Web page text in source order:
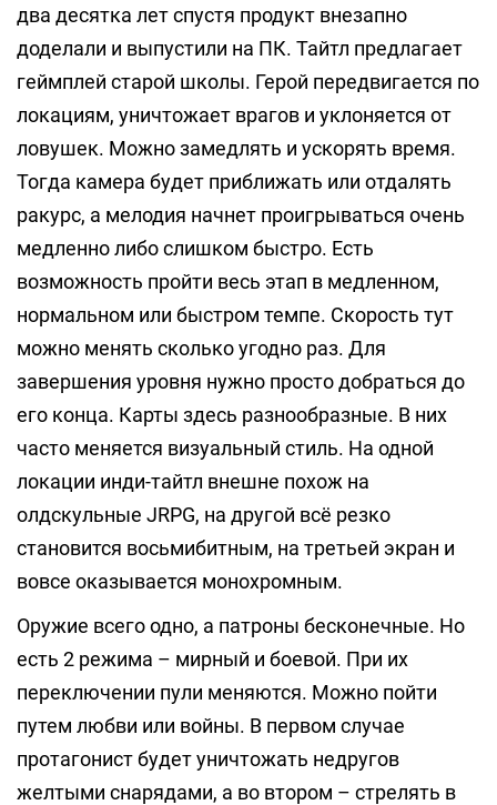
два десятка лет спустя продукт внезапно
доделали и выпустили на ПК. Тайтл предлагает
геймплей старой школы. Герой передвигается по
локациям, уничтожает врагов и уклоняется от
ловушек. Можно замедлять и ускорять время.
Тогда камера будет приближать или отдалять
ракурс, а мелодия начнет проигрываться очень
медленно либо слишком быстро. Есть
возможность пройти весь этап в медленном,
нормальном или быстром темпе. Скорость тут
можно менять сколько угодно раз. Для
завершения уровня нужно просто добраться до
его конца. Карты здесь разнообразные. В них
часто меняется визуальный стиль. На одной
локации инди-тайтл внешне похож на
олдскульные JRPG, на другой всё резко
становится восьмибитным, на третьей экран и
вовсе оказывается монохромным.
Оружие всего одно, а патроны бесконечные. Но
есть 2 режима – мирный и боевой. При их
переключении пули меняются. Можно пойти
путем любви или войны. В первом случае
протагонист будет уничтожать недругов
желтыми снарядами, а во втором – стрелять в